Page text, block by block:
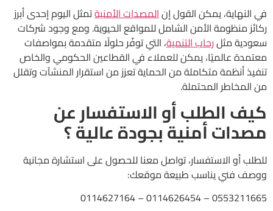
في النهاية، يمكن القول إنالمصدات الأمنيةتمثل اليوم إحدى أبرز
ركائز منظومة الأمن الشامل للمواقع الحيوية. ومع وجود شركات
سعودية مثلرحاب التنمية، التي توفّر حلولًا متقدمة بمواصفات
معتمدة عالميًا، يمكن للعملاء في القطاعين الحكومي والخاص
تنفيذ أنظمة متكاملة من الحماية تعزز من استقرار المنشآت وتقلل
من المخاطر المحتملة.
كيف الطلب أو الاستفسار عن
مصدات أمنية بجودة عالية ؟
للطلب أو الاستفسار، تواصل معنا للحصول على استشارة مجانية
ووصف فني يناسب طبيعة موقعك:
0553211665 – 0114626454 – 0114627164